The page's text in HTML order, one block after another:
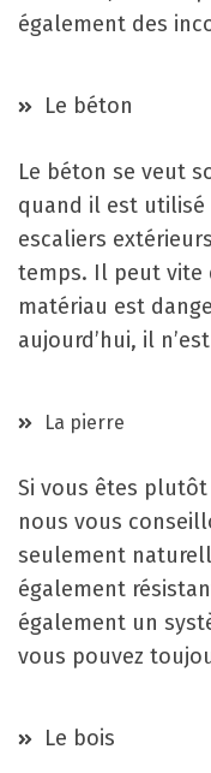
également des
Le béton
Le béton se veut
quand il est
escaliers
temps. Il peut vite
matériau est
aujourd’hui, il
La pierre
Si vous êtes plutôt
nous vous
seulement
également
également un
vous pouvez
Le bois